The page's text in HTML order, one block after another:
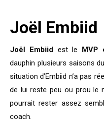
Joël Embiid
Joël Embiidest le MVP
dauphin plusieurs saisons
situation d’Embiid n’a pas
de lui reste peu ou prou le
pourrait rester assez
coach.